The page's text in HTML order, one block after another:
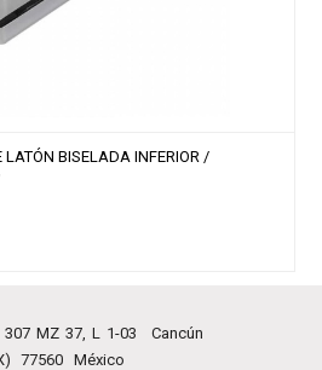
LATÓN BISELADA INFERIOR /
307 MZ 37, L 1-03
Cancún
77560 México